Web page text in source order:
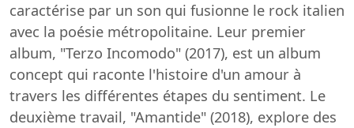
caractérise par un son qui fusionne le rock italien
avec la poésie métropolitaine. Leur premier
album, "Terzo Incomodo" (2017), est un album
concept qui raconte l'histoire d'un amour à
travers les différentes étapes du sentiment. Le
deuxième travail, "Amantide" (2018), explore des